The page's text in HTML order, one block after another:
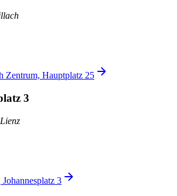
Zentrum, Hauptplatz 25
3
3